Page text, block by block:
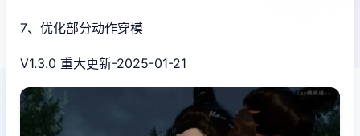
7、优化部分动作穿模
V1.3.0 重大更新-2025-01-21